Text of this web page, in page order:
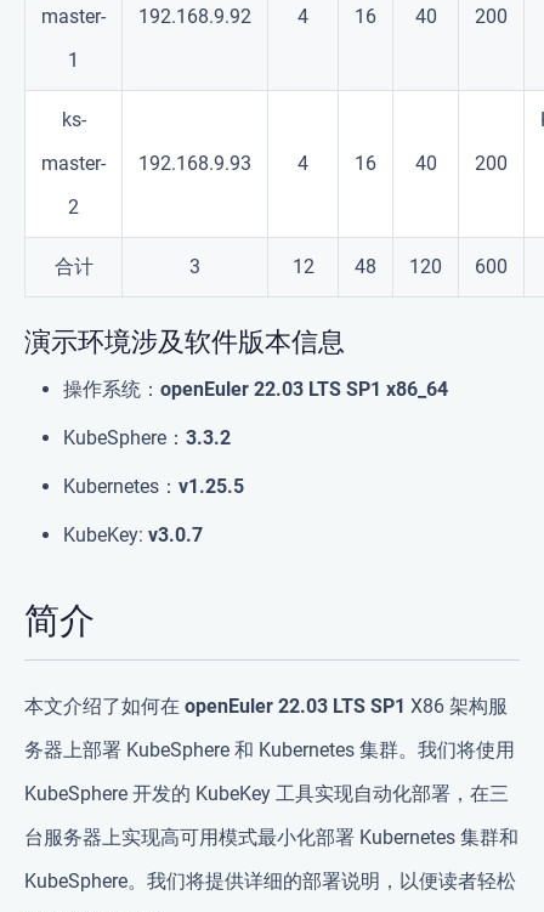
master-
1
192.168.9.92 4 16 40 200
ks-
master-
2
192.168.9.93 4 16 40 200
合计 3 12 48 120 600
演示环境涉及软件版本信息
操作系统： openEuler 22.03 LTS SP1 x86_64
KubeSphere： 3.3.2
Kubernetes： v1.25.5
KubeKey: v3.0.7
简介
本文介绍了如何在 openEuler 22.03 LTS SP1 X86 架构服
务器上部署 KubeSphere 和 Kubernetes 集群。我们将使用
KubeSphere 开发的 KubeKey 工具实现自动化部署，在三
台服务器上实现高可用模式最小化部署 Kubernetes 集群和
KubeSphere。我们将提供详细的部署说明，以便读者轻松